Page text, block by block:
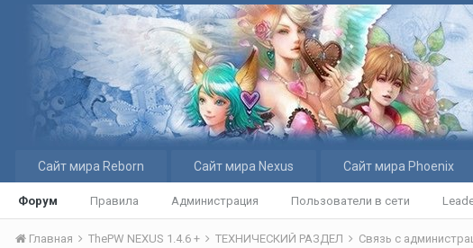
Сайт мира Reborn Сайт мира Nexus Сайт мира Phoenix
Форум Правила Администрация Пользователи в сети
Главная ThePW NEXUS 1.4.6 + ТЕХНИЧЕСКИЙ РАЗДЕЛ Связь с